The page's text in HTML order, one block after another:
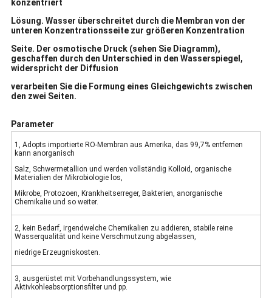
konzentriert
Lösung. Wasser überschreitet durch die Membran von der
unteren Konzentrationsseite zur größeren Konzentration
Seite. Der osmotische Druck (sehen Sie Diagramm),
geschaffen durch den Unterschied in den Wasserspiegel,
widerspricht der Diffusion
verarbeiten Sie die Formung eines Gleichgewichts zwischen
den zwei Seiten.
Parameter
1, Adopts importierte RO-Membran aus Amerika, das 99,7% entfernen
kann anorganisch
Salz, Schwermetallion und werden vollständig Kolloid, organische
Materialien der Mikrobiologie los,
Mikrobe, Protozoen, Krankheitserreger, Bakterien, anorganische
Chemikalie und so weiter.
2, kein Bedarf, irgendwelche Chemikalien zu addieren, stabile reine
Wasserqualität und keine Verschmutzung abgelassen,
niedrige Erzeugniskosten.
3, ausgerüstet mit Vorbehandlungssystem, wie
Aktivkohleabsorptionsfilter und pp.